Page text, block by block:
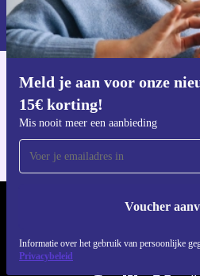
Meld je aan voor onze
15€ korting!
Mis nooit meer een aanbieding
Voucher
Informatie over het gebruik van persoonlijke
Privacybeleid
Informatie over het gebruik van
privacybeleid
Download
REFURBED
VOLG